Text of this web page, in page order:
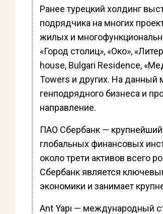
Ранее турецкий холдинг
подрядчика на многих
жилых и
«Город столиц», «Око»,
house, Bulgari Residence,
Towers и других. На данный
генподрядного бизнеса и
направление.
ПАО Сбербанк —
глобальных финансовых
около трети активов всего
Сбербанк является
экономики и занимает
Ant Yapı — международный